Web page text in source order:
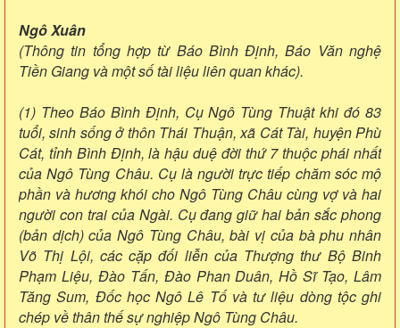
Ngô Xuân
(Thông tin tổng hợp từ Báo Bình Định, Báo Văn nghệ
Tiền Giang và một số tài liệu liên quan khác).
(1) Theo Báo Bình Định, Cụ Ngô Tùng Thuật khi đó 83
tuổi, sinh sống ở thôn Thái Thuận, xã Cát Tài, huyện Phù
Cát, tỉnh Bình Định, là hậu duệ đời thứ 7 thuộc phái nhất
của Ngô Tùng Châu. Cụ là người trực tiếp chăm sóc mộ
phần và hương khói cho Ngô Tùng Châu cùng vợ và hai
người con trai của Ngài. Cụ đang giữ hai bản sắc phong
(bản dịch) của Ngô Tùng Châu, bài vị của bà phu nhân
Võ Thị Lội, các cặp đối liễn của Thượng thư Bộ Binh
Phạm Liệu, Đào Tấn, Đào Phan Duân, Hồ Sĩ Tạo, Lâm
Tăng Sum, Đốc học Ngô Lê Tố và tư liệu dòng tộc ghi
chép về thân thế sự nghiệp Ngô Tùng Châu.